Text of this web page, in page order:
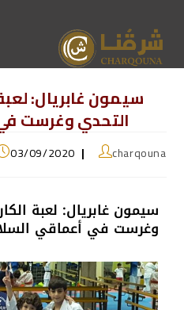
سيمون غابريال:
التحدي وغرست
charqouna
03/09/2020
سيمون غابريال: لعبة
وغرست في أعماقي